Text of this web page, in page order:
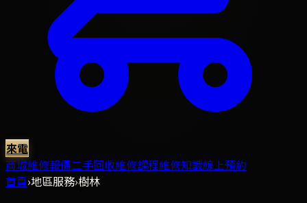
來電
商城維修報價二手回收維修課程維修知識線上預約
首頁›地區服務›樹林